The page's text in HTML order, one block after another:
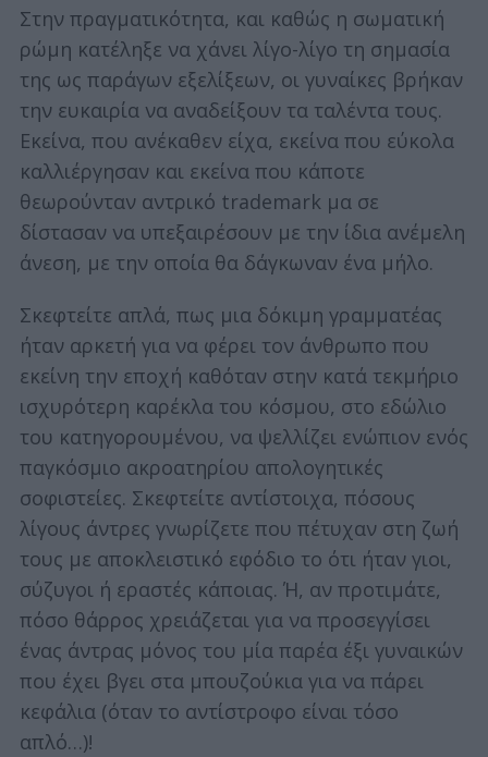
Στην πραγματικότητα, και καθώς η σωματική
ρώμη κατέληξε να χάνει λίγο-λίγο τη σημασία
της ως παράγων εξελίξεων, οι γυναίκες βρήκαν
την ευκαιρία να αναδείξουν τα ταλέντα τους.
Εκείνα, που ανέκαθεν είχα, εκείνα που εύκολα
καλλιέργησαν και εκείνα που κάποτε
θεωρούνταν αντρικό trademark μα σε
δίστασαν να υπεξαιρέσουν με την ίδια ανέμελη
άνεση, με την οποία θα δάγκωναν ένα μήλο.
Σκεφτείτε απλά, πως μια δόκιμη γραμματέας
ήταν αρκετή για να φέρει τον άνθρωπο που
εκείνη την εποχή καθόταν στην κατά τεκμήριο
ισχυρότερη καρέκλα του κόσμου, στο εδώλιο
του κατηγορουμένου, να ψελλίζει ενώπιον ενός
παγκόσμιο ακροατηρίου απολογητικές
σοφιστείες. Σκεφτείτε αντίστοιχα, πόσους
λίγους άντρες γνωρίζετε που πέτυχαν στη ζωή
τους με αποκλειστικό εφόδιο το ότι ήταν γιοι,
σύζυγοι ή εραστές κάποιας. Ή, αν προτιμάτε,
πόσο θάρρος χρειάζεται για να προσεγγίσει
ένας άντρας μόνος του μία παρέα έξι γυναικών
που έχει βγει στα μπουζούκια για να πάρει
κεφάλια (όταν το αντίστροφο είναι τόσο
απλό…)!